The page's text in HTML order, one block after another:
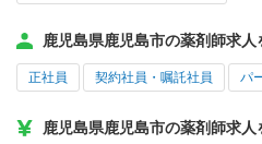
鹿児島県鹿児島市の薬剤師求
正社員 契約社員・嘱託社員 パ
鹿児島県鹿児島市の薬剤師求人